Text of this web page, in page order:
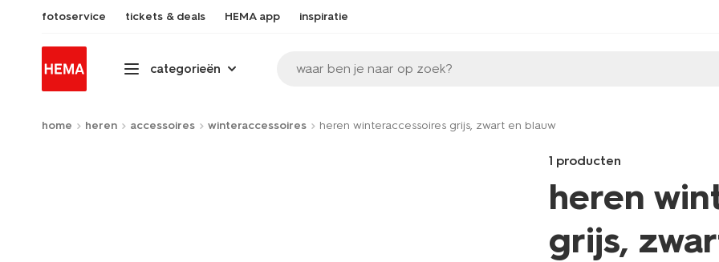
fotoservice tickets & deals HEMA app inspiratie
categorieën waar ben je naar op zoek?
home heren accessoires winteraccessoires heren winteraccessoires grijs, zwart en blauw
1 producten
heren
grijs,